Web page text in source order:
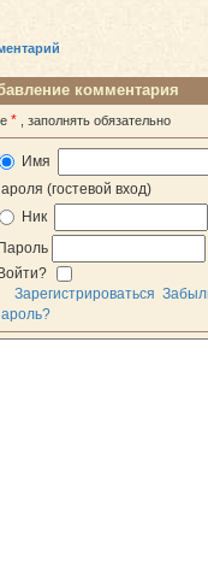
комментария
* , заполнять обязательно
Имя
(гостевой вход)
Ник
Пароль
Войти?
Зарегистрироваться